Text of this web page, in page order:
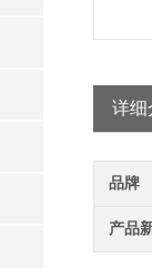
详细
品牌
产品